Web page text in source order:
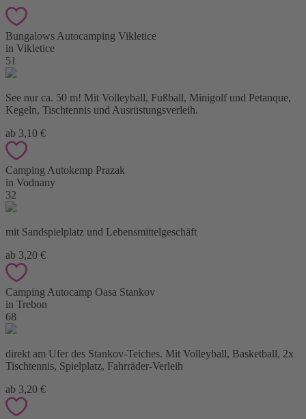
Bungalows Autocamping Vikletice
in Vikletice
51
See nur ca. 50 m! Mit Volleyball, Fußball, Minigolf und Petanque,
Kegeln, Tischtennis und Ausrüstungsverleih.
ab 3,10 €
Camping Autokemp Prazak
in Vodnany
32
mit Sandspielplatz und Lebensmittelgeschäft
ab 3,20 €
Camping Autocamp Oasa Stankov
in Trebon
68
direkt am Ufer des Stankov-Teiches. Mit Volleyball, Basketball, 2x
Tischtennis, Spielplatz, Fahrräder-Verleih
ab 3,20 €